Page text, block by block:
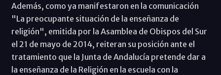
Además, como ya manifestaron en la comunicación
"La preocupante situación de la enseñanza de
religión", emitida por la Asamblea de Obispos del Sur
el 21 de mayo de 2014, reiteran su posición ante el
tratamiento que la Junta de Andalucía pretende dar a
la enseñanza de la Religión en la escuela con la